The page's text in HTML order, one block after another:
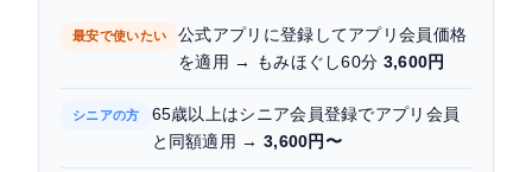
最安で使いたい
公式アプリに登録してアプリ会員価格
を適用 → もみほぐし60分 3,600円
シニアの方
65歳以上はシニア会員登録でアプリ会員
と同額適用 → 3,600円〜